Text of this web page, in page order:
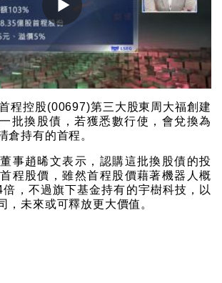
程控股(00697)第三大股東周大福創建
批換股債，若獲悉數行使，會兌換為
倉持有的首程。
事趙晞文表示，認購這批換股債的投
程股價，雖然首程股價藉著機器人概
，不過旗下基金持有的宇樹科技，以
，未來或可釋放更大價值。